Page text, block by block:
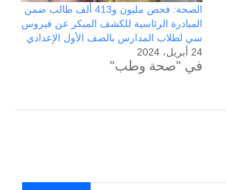
الصحة: فحص مليون و413 ألف طالب ضمن
المبادرة الرئاسية للكشف المبكر عن فيروس
سي لطلاب المدارس بالصف الأول الإعدادي
24 أبريل، 2024
في "صحة وطب"
منذ يومين
الحرب حربين والضربة القاضية (٣)